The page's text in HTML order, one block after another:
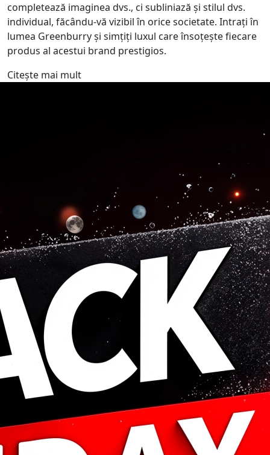
completează imaginea dvs., ci subliniază și stilul dvs.
individual, făcându-vă vizibil în orice societate. Intrați în
lumea Greenburry și simțiți luxul care însoțește fiecare
produs al acestui brand prestigios.
Citește mai mult